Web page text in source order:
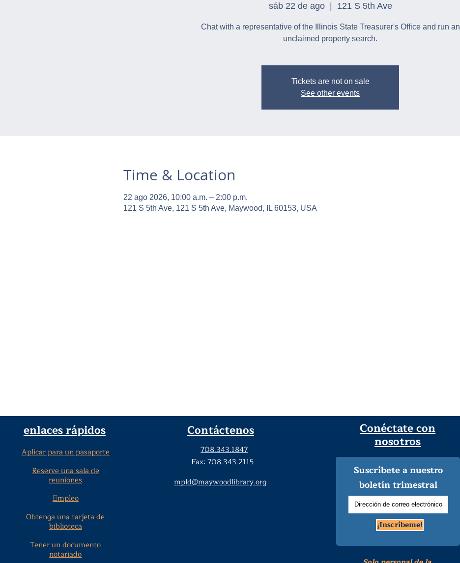
sáb 22 de ago
  |
121 S 5th Ave
Chat with a representative of the Illinois State Treasurer's Office and run an
unclaimed property search.
Tickets are not on sale
See other events
Time & Location
22 ago 2026, 10:00 a.m. – 2:00 p.m.
121 S 5th Ave, 121 S 5th Ave, Maywood, IL 60153, USA
enlaces rápidos
Aplicar para un pasaporte
Reserve una sala de
reuniones
Empleo
Obtenga una tarjeta de
biblioteca
Tener un documento
notariado
Contáctenos
708.343.1847
Fax: 708.343.2115
mpld@maywoodlibrary.org
Conéctate con
nosotros
Suscríbete a nuestro
boletín trimestral
¡Inscríbeme!